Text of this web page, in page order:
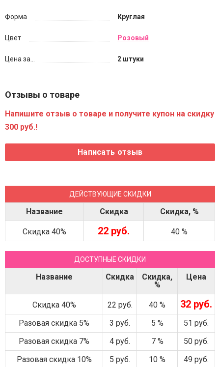
Форма Круглая
Цвет Розовый
Цена за... 2 штуки
Отзывы о товаре
Напишите отзыв о товаре и получите купон на скидку
300 руб.!
ДЕЙСТВУЮЩИЕ СКИДКИ
Название Скидка Скидка, %
Скидка 40% 22 руб. 40 %
ДОСТУПНЫЕ СКИДКИ
Название Скидка
Скидка,
%
Цена
Скидка 40% 22 руб. 40 % 32 руб.
Разовая скидка 5% 3 руб. 5 %
51 руб.
Разовая скидка 7%
4 руб. 7 %
50 руб.
Разовая скидка 10%
5 руб. 10 %
49 руб.